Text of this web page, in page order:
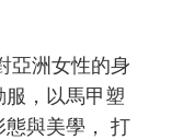
亞洲女性的身
，以馬甲塑
態與美學， 打